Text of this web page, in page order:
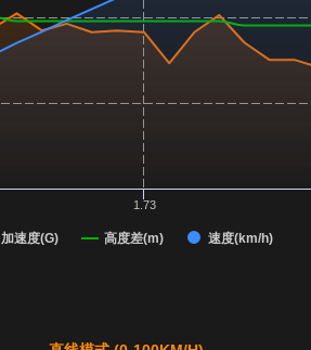
加速度(G) 高度差(m) 速度(km/h)
1.73